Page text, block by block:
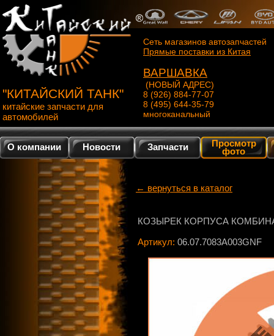
"КИТАЙСКИЙ ТАНК"
китайские запчасти для
автомобилей
Сеть магазинов автозапчастей
Прямые поставки из Китая
ВАРШАВКА
(НОВЫЙ АДРЕС)
8 (926) 884-77-07
8 (495) 644-35-79
многоканальный
О компании Новости Запчасти Просмотр
фото
← вернуться в каталог
КОЗЫРЕК КОРПУСА
Артикул: 06.07.7083A003GNF